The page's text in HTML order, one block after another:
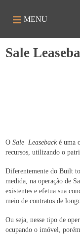
MENU
Sale
OSale Leasebacké uma
recursos, utilizando o
Diferentemente do Built
medida, na operação de
existentes e efetua sua
meio de contratos de
Ou seja, nesse tipo de
ocupando o imóvel,